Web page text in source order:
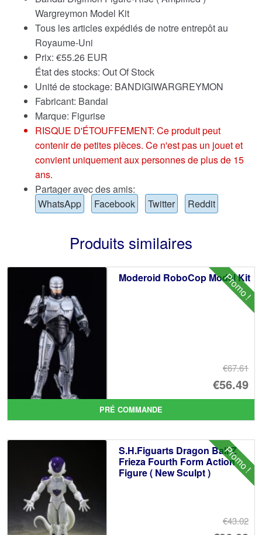
Wargreymon Model Kit
Tous les articles expédiés de notre entrepôt au
Royaume-Uni
Prix: €55.26 EUR
État des stocks: Out Of Stock
Unité de stockage: BANDIGIWARGREYMON
Fabricant: Bandai
Marque: Figurise
RISQUE D'ÉTOUFFEMENT: Ce produit peut
contenir de petites pièces. Ce n'est pas un jouet et
convient uniquement aux personnes de plus de 15
ans.
Partager avec des amis:
WhatsApp
Facebook Twitter Reddit
Produits similaires
Promo !
Moderoid RoboCop Model Kit
€67.61
Le
€56.49
Le
PRÉ COMMANDE
Promo !
S.H.Figuarts Dragon Ball Z
Frieza Fourth Form Action
Figure ( New Sculpt )
€43.02